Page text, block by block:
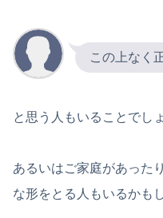
この上なく
と思う人もいることでし
あるいはご家庭があった
な形をとる人もいるかも